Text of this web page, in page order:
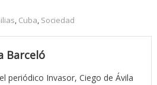
Cuba Sociedad
Barceló
periódico Invasor, Ciego de Ávila